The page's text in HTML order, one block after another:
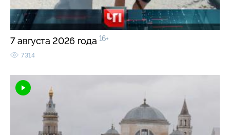
7 августа 2026 года 16+
7314